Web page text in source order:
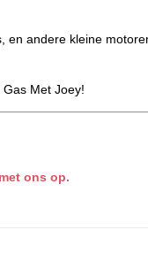
andere kleine
Gas Met Joey!
ons op.